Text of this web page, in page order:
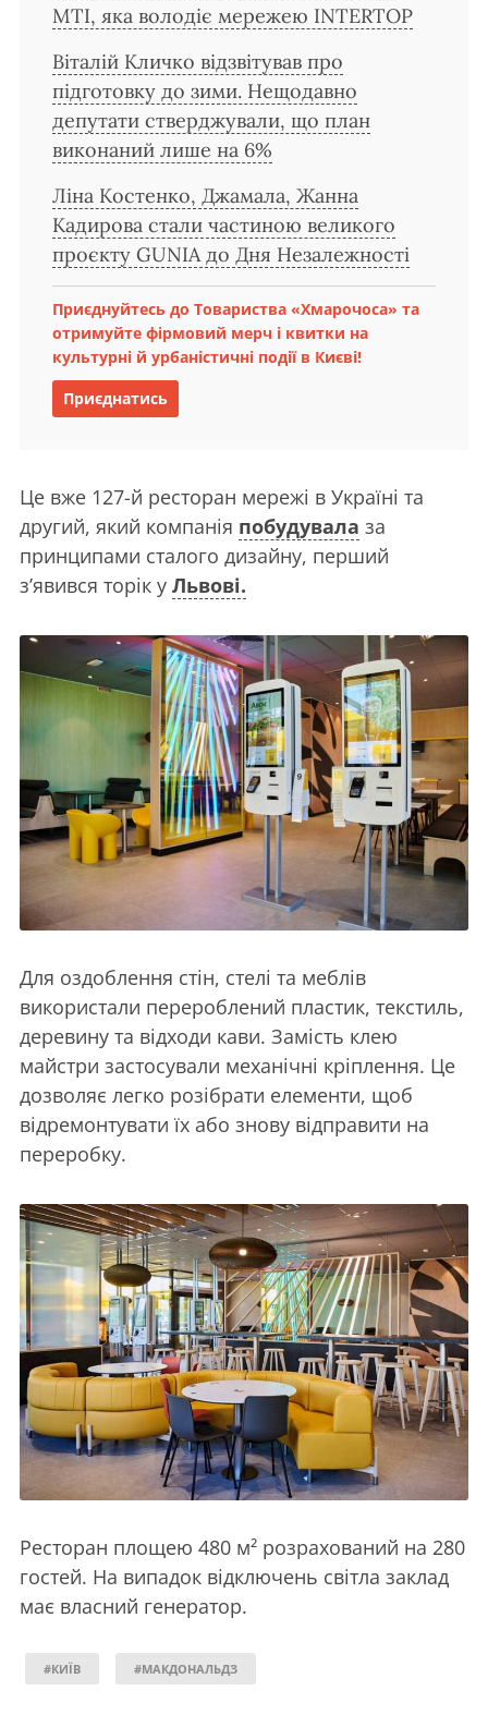
MTI, яка володіє мережею INTERTOP
Віталій Кличко відзвітував про
підготовку до зими. Нещодавно
депутати стверджували, що план
виконаний лише на 6%
Ліна Костенко, Джамала, Жанна
Кадирова стали частиною великого
проєкту GUNIA до Дня Незалежності
Приєднуйтесь до Товариства «Хмарочоса» та
отримуйте фірмовий мерч і квитки на
культурні й урбаністичні події в Києві!
Приєднатись
Це вже 127-й ресторан мережі в Україні та
другий, який компанія побудувала за
принципами сталого дизайну, перший
з’явився торік у Львові.
Для оздоблення стін, стелі та меблів
використали перероблений пластик, текстиль,
деревину та відходи кави. Замість клею
майстри застосували механічні кріплення. Це
дозволяє легко розібрати елементи, щоб
відремонтувати їх або знову відправити на
переробку.
Ресторан площею 480 м² розрахований на 280
гостей. На випадок відключень світла заклад
має власний генератор.
#КИЇВ #МАКДОНАЛЬДЗ